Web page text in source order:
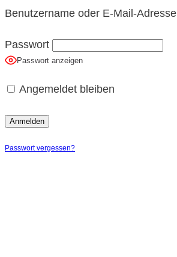
Benutzername oder E-Mail-Adresse
Passwort
Passwort anzeigen
Angemeldet bleiben
Passwort vergessen?